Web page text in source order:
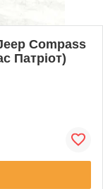
Compass
Патріот)